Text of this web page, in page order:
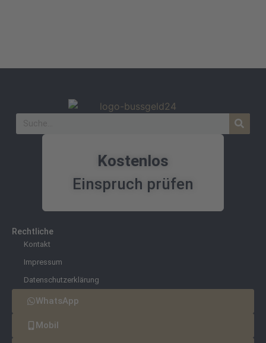
Kostenlos
Einspruch prüfen
Rechtliche
Kontakt
Impressum
Datenschutzerklärung
WhatsApp
Mobil